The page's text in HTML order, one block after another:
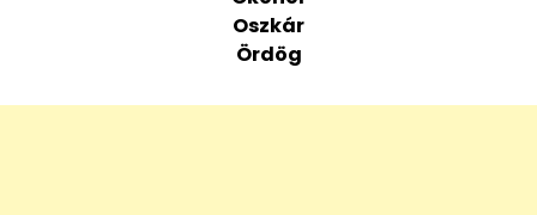
Oszkár
Ördög